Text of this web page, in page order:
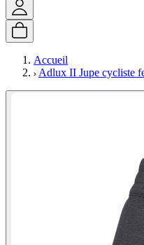
Accueil
Adlux II Jupe cycliste